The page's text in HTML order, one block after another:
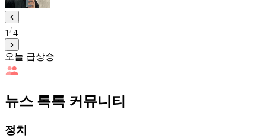
1 4
오늘 급상승
뉴스 톡톡 커뮤니티
정치